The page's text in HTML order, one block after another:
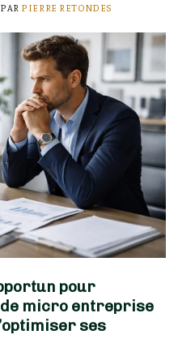
PAR PIERRE RETONDES
pour
micro entreprise
ses